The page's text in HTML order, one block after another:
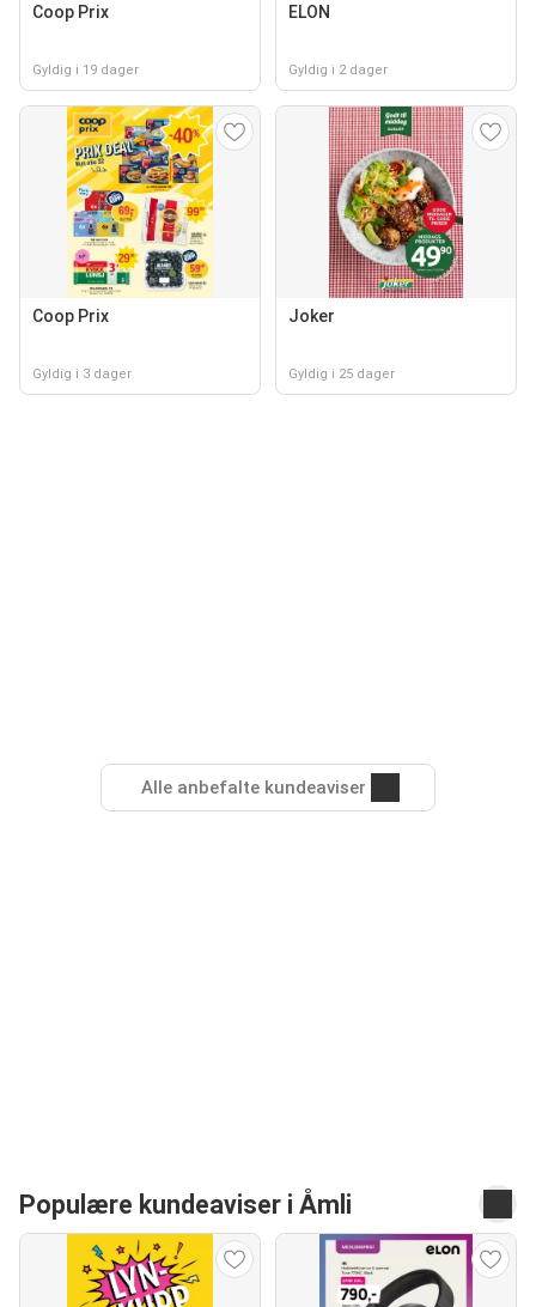
Coop Prix
Gyldig i 19 dager
ELON
Gyldig i 2 dager
Coop Prix
Gyldig i 3 dager
Joker
Gyldig i 25 dager
Alle anbefalte kundeaviser
Populære kundeaviser i Åmli